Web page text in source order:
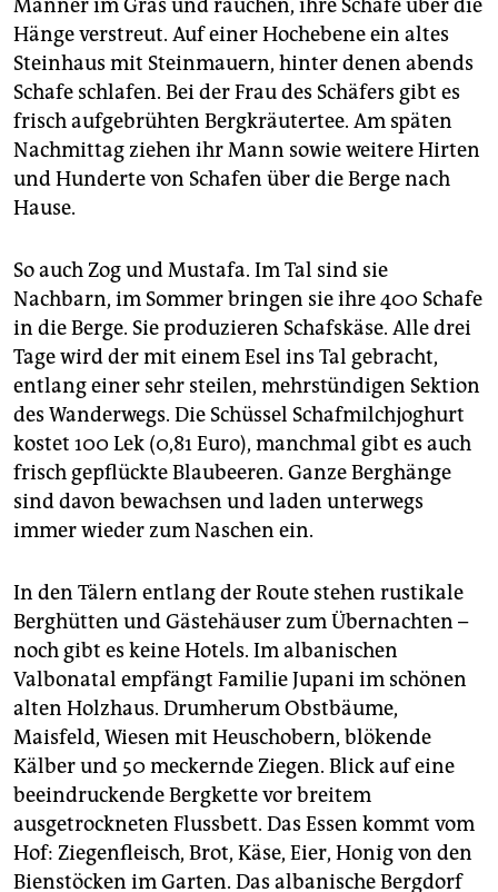
Männer im Gras und rauchen, ihre Schafe über die
Hänge verstreut. Auf einer Hochebene ein altes
Steinhaus mit Steinmauern, hinter denen abends
Schafe schlafen. Bei der Frau des Schäfers gibt es
frisch aufgebrühten Bergkräutertee. Am späten
Nachmittag ziehen ihr Mann sowie weitere Hirten
und Hunderte von Schafen über die Berge nach
Hause.
So auch Zog und Mustafa. Im Tal sind sie
Nachbarn, im Sommer bringen sie ihre 400 Schafe
in die Berge. Sie produzieren Schafskäse. Alle drei
Tage wird der mit einem Esel ins Tal gebracht,
entlang einer sehr steilen, mehrstündigen Sektion
des Wanderwegs. Die Schüssel Schafmilchjoghurt
kostet 100 Lek (0,81 Euro), manchmal gibt es auch
frisch gepflückte Blaubeeren. Ganze Berghänge
sind davon bewachsen und laden unterwegs
immer wieder zum Naschen ein.
In den Tälern entlang der Route stehen rustikale
Berghütten und Gästehäuser zum Übernachten –
noch gibt es keine Hotels. Im albanischen
Valbonatal empfängt Familie Jupani im schönen
alten Holzhaus. Drumherum Obstbäume,
Maisfeld, Wiesen mit Heuschobern, blökende
Kälber und 50 meckernde Ziegen. Blick auf eine
beeindruckende Bergkette vor breitem
ausgetrockneten Flussbett. Das Essen kommt vom
Hof: Ziegenfleisch, Brot, Käse, Eier, Honig von den
Bienstöcken im Garten. Das albanische Bergdorf